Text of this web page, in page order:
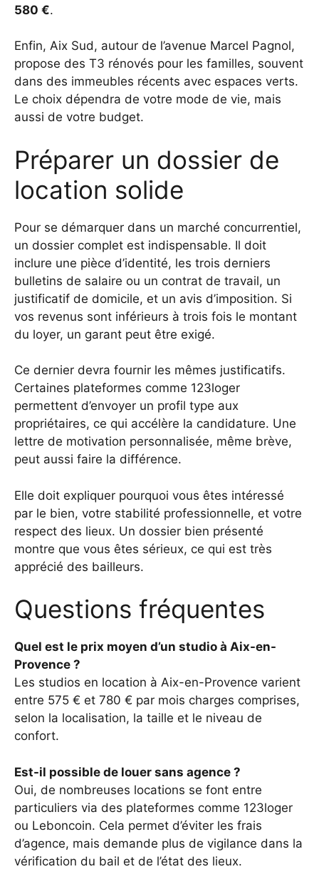
580 €.
Enfin, Aix Sud, autour de l’avenue Marcel Pagnol,
propose des T3 rénovés pour les familles, souvent
dans des immeubles récents avec espaces verts.
Le choix dépendra de votre mode de vie, mais
aussi de votre budget.
Préparer un dossier de
location solide
Pour se démarquer dans un marché concurrentiel,
un dossier complet est indispensable. Il doit
inclure une pièce d’identité, les trois derniers
bulletins de salaire ou un contrat de travail, un
justificatif de domicile, et un avis d’imposition. Si
vos revenus sont inférieurs à trois fois le montant
du loyer, un garant peut être exigé.
Ce dernier devra fournir les mêmes justificatifs.
Certaines plateformes comme 123loger
permettent d’envoyer un profil type aux
propriétaires, ce qui accélère la candidature. Une
lettre de motivation personnalisée, même brève,
peut aussi faire la différence.
Elle doit expliquer pourquoi vous êtes intéressé
par le bien, votre stabilité professionnelle, et votre
respect des lieux. Un dossier bien présenté
montre que vous êtes sérieux, ce qui est très
apprécié des bailleurs.
Questions fréquentes
Quel est le prix moyen d’un studio à Aix-en-
Provence ?
Les studios en location à Aix-en-Provence varient
entre 575 € et 780 € par mois charges comprises,
selon la localisation, la taille et le niveau de
confort.
Est-il possible de louer sans agence ?
Oui, de nombreuses locations se font entre
particuliers via des plateformes comme 123loger
ou Leboncoin. Cela permet d’éviter les frais
d’agence, mais demande plus de vigilance dans la
vérification du bail et de l’état des lieux.